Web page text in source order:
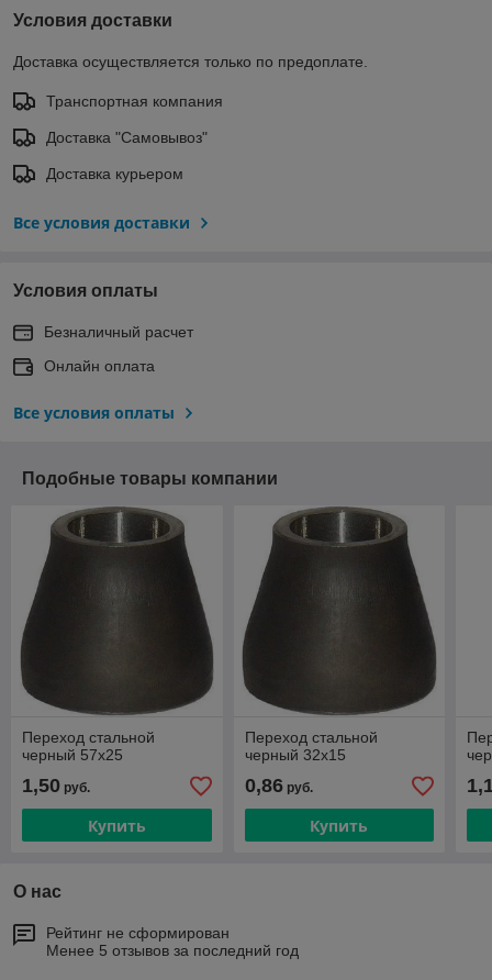
Условия доставки
Доставка осуществляется только по предоплате.
Транспортная компания
Доставка "Самовывоз"
Доставка курьером
Все условия доставки
Условия оплаты
Безналичный расчет
Онлайн оплата
Все условия оплаты
Подобные товары компании
Переход стальной
черный 57х25
1,50 руб.
Купить
Переход стальной
черный 32х15
0,86руб.
Купить
О нас
Рейтинг не сформирован
Менее 5 отзывов за последний год